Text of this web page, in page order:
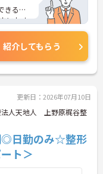
きるの
におす
です。
、さら
談くだ
紹介してもらう
更新日：2026年07月10日
法人天地人 上野原梶谷整
◎日勤のみ☆整形
ト＞